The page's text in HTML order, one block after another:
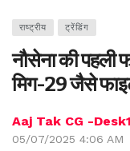
राष्ट्रीय ट्रेंडिंग
नौसेना की पहली
मिग-29 जैसे
Aaj Tak CG -Desk1
05/07/2025 4:06 AM